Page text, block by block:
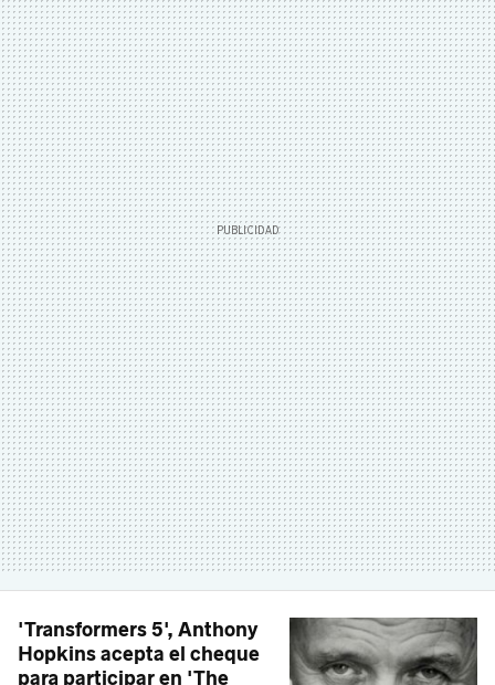
'Transformers 5', Anthony
Hopkins acepta el cheque
para participar en 'The